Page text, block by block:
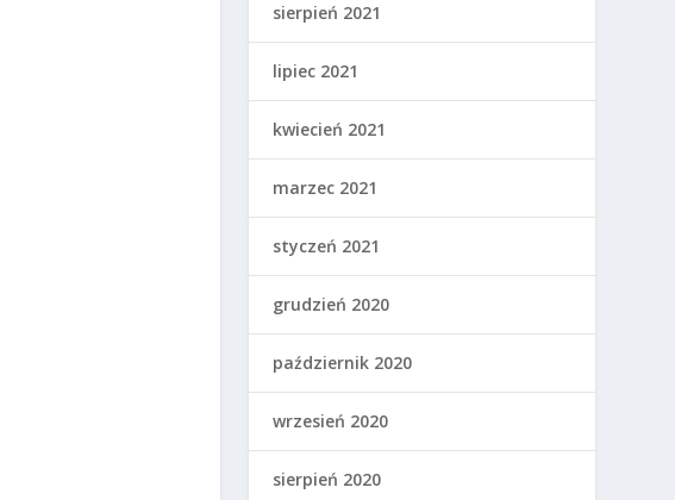
sierpień 2021
lipiec 2021
kwiecień 2021
marzec 2021
styczeń 2021
grudzień 2020
październik 2020
wrzesień 2020
sierpień 2020